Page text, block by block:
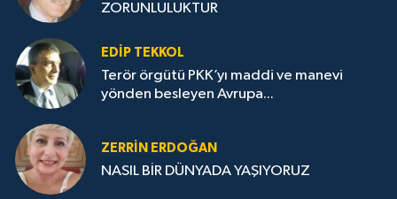
ZORUNLULUKTUR
EDIP TEKKOL
Terör örgütü PKK’yı maddi ve manevi
yönden besleyen Avrupa...
ZERRIN ERDOĞAN
NASIL BİR DÜNYADA YAŞIYORUZ